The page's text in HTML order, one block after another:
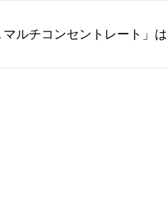
マルチコンセントレート」